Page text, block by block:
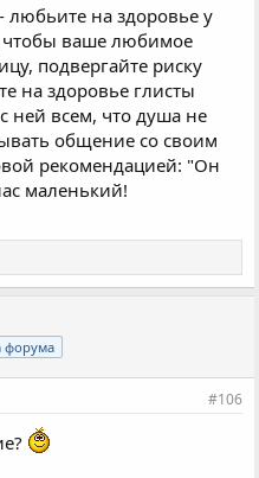
на здоровье у
чтобы ваше любимое
подвергайте риску
на здоровье глисты
ней всем, что душа не
общение со своим
рекомендацией: "Он
маленький!
форума
#106